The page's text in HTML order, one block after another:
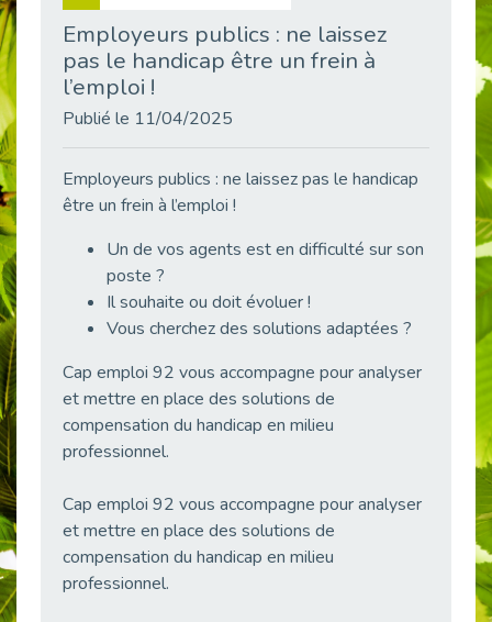
Emploi & Handicap : Hachette Livre et Cap emploi 92 renforcent leur collaboration
Publié le 02/06/2026
« Confiance en soi et acceptation du handicap » : un levier puissant vers l’emploi
Publié le 22/05/2026
Handicap et emploi : une matinée pour briser les tabous
Publié le 21/05/2026
Publié le 12/05/2026
Publié le 12/05/2026
Publié le 04/05/2026
Publié le 04/05/2026
Employeurs publics : ne laissez
pas le handicap être un frein à
l’emploi !
Publié le 11/04/2025
Employeurs publics : ne laissez pas le handicap
être un frein à l’emploi !
Un de vos agents est en difficulté sur son
poste ?
Il souhaite ou doit évoluer !
Vous cherchez des solutions adaptées ?
Cap emploi 92 vous accompagne pour analyser
et mettre en place des solutions de
compensation du handicap en milieu
professionnel.
Cap emploi 92 vous accompagne pour analyser
et mettre en place des solutions de
compensation du handicap en milieu
professionnel.